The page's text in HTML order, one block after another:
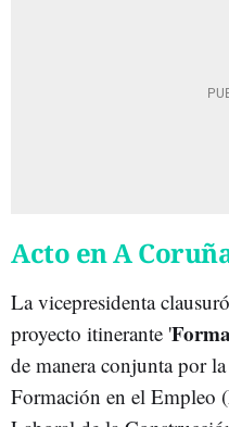
Acto en A
La vicepresidenta
proyecto itinerante '
de manera conjunta por
Formación en el Empleo